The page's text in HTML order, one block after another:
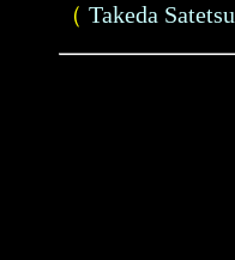
（ Takeda Satetsu